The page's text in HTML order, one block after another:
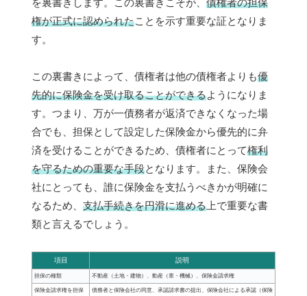
を裏書きします。この裏書きこそが、 債権者の担保
権が正式に認められたことを示す重要な証となりま
す。
この裏書きによって、債権者は他の債権者よりも優
先的に保険金を受け取ることができるようになりま
す。つまり、万が一債務者が返済できなくなった場
合でも、担保として設定した保険金から優先的に弁
済を受けることができるため、債権者にとって権利
を守るための重要な手段となります。また、保険会
社にとっても、誰に保険金を支払うべきかが明確に
なるため、 支払手続きを円滑に進める 上で重要な書
類と言えるでしょう。
項目 説明
担保の種類 不動産（土地・建物）、動産（車・機械）、保険金請求権
保険金請求権を担保
債務者と保険会社の同意、承認請求書の提出、保険会社による承認（保険